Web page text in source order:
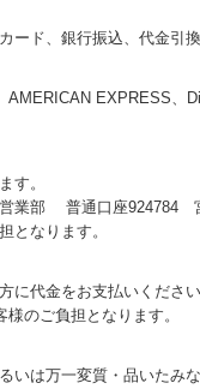
ード、銀行振込、代金引換
AMERICAN EXPRESS、
す。
業部 普通口座924784
となります。
に代金をお支払いください
のご負担となります。
いは万一変質・品いたみ